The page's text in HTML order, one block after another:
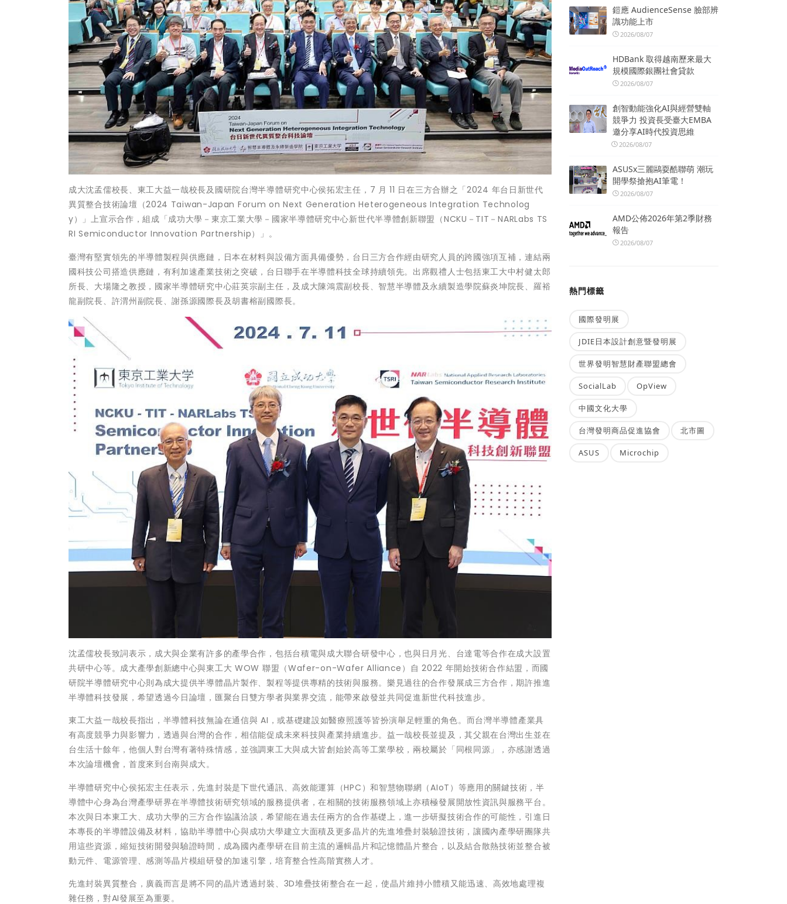
成大沈孟儒校長、東工大益一哉校長及國研院台灣半導體研究中心侯拓宏主任，7 月 11 日在三方合辦之「2024 年台日新世代
異質整合技術論壇（2024 Taiwan-Japan Forum on Next Generation Heterogeneous Integration Technolog
y）」上宣示合作，組成「成功大學－東京工業大學－國家半導體研究中心新世代半導體創新聯盟（NCKU－TIT－NARLabs TS
RI Semiconductor Innovation Partnership）」。
臺灣有堅實領先的半導體製程與供應鏈，日本在材料與設備方面具備優勢，台日三方合作經由研究人員的跨國強項互補，連結兩
國科技公司搭造供應鏈，有利加速產業技術之突破，台日聯手在半導體科技全球持續領先。出席觀禮人士包括東工大中村健太郎
所長、大場隆之教授，國家半導體研究中心莊英宗副主任，及成大陳鴻震副校長、智慧半導體及永續製造學院蘇炎坤院長、羅裕
龍副院長、許渭州副院長、謝孫源國際長及胡書榕副國際長。
沈孟儒校長致詞表示，成大與企業有許多的產學合作，包括台積電與成大聯合研發中心，也與日月光、台達電等合作在成大設置
共研中心等。成大產學創新總中心與東工大 WOW 聯盟（Wafer-on-Wafer Alliance）自 2022 年開始技術合作結盟，而國
研院半導體研究中心則為成大提供半導體晶片製作、製程等提供專精的技術與服務。樂見過往的合作發展成三方合作，期許推進
半導體科技發展，希望透過今日論壇，匯聚台日雙方學者與業界交流，能帶來啟發並共同促進新世代科技進步。
東工大益一哉校長指出，半導體科技無論在通信與 AI，或基礎建設如醫療照護等皆扮演舉足輕重的角色。而台灣半導體產業具
有高度競爭力與影響力，透過與台灣的合作，相信能促成未來科技與產業持續進步。益一哉校長並提及，其父親在台灣出生並在
台生活十餘年，他個人對台灣有著特殊情感，並強調東工大與成大皆創始於高等工業學校，兩校屬於「同根同源」，亦感謝透過
本次論壇機會，首度來到台南與成大。
半導體研究中心侯拓宏主任表示，先進封裝是下世代通訊、高效能運算（HPC）和智慧物聯網（AIoT）等應用的關鍵技術，半
導體中心身為台灣產學研界在半導體技術研究領域的服務提供者，在相關的技術服務領域上亦積極發展開放性資訊與服務平台。
本次與日本東工大、成功大學的三方合作協議洽談，希望能在過去任兩方的合作基礎上，進一步研擬技術合作的可能性，引進日
本專長的半導體設備及材料，協助半導體中心與成功大學建立大面積及更多晶片的先進堆疊封裝驗證技術，讓國內產學研團隊共
用這些資源，縮短技術開發與驗證時間，成為國內產學研在目前主流的邏輯晶片和記憶體晶片整合，以及結合散熱技術並整合被
動元件、電源管理、感測等晶片模組研發的加速引擎，培育整合性高階實務人才。
先進封裝異質整合，廣義而言是將不同的晶片透過封裝、3D堆疊技術整合在一起，使晶片維持小體積又能迅速、高效地處理複
雜任務，對AI發展至為重要。
鎧應 AudienceSense 臉部辨
識功能上市
2026/08/07
HDBank 取得越南歷來最大
規模國際銀團社會貸款
2026/08/07
創智動能強化AI與經營雙軸
競爭力 投資長受臺大EMBA
邀分享AI時代投資思維
2026/08/07
ASUSx三麗鷗耍酷聯萌 潮玩
開學祭搶抱AI筆電！
2026/08/07
AMD公佈2026年第2季財務
報告
2026/08/07
熱門標籤
國際發明展
JDIE日本設計創意暨發明展
世界發明智慧財產聯盟總會
SocialLab OpView
中國文化大學
台灣發明商品促進協會 北市圖
ASUS Microchip